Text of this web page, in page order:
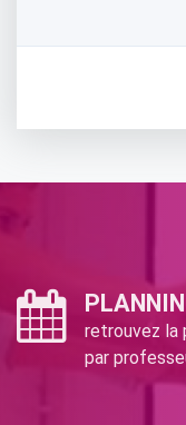
retrouvez la
par